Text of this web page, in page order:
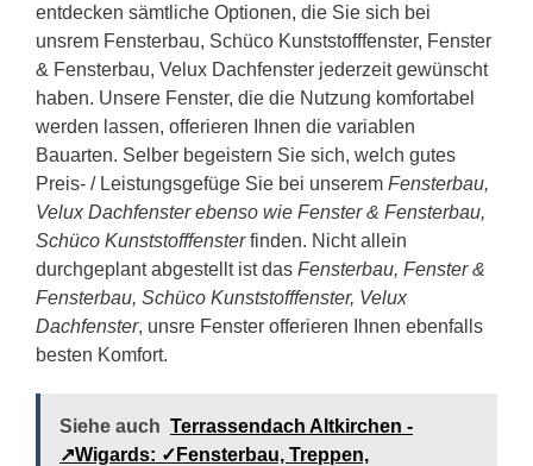
entdecken sämtliche Optionen, die Sie sich bei
unsrem Fensterbau, Schüco Kunststofffenster, Fenster
& Fensterbau, Velux Dachfenster jederzeit gewünscht
haben. Unsere Fenster, die die Nutzung komfortabel
werden lassen, offerieren Ihnen die variablen
Bauarten. Selber begeistern Sie sich, welch gutes
Preis- / Leistungsgefüge Sie bei unserem Fensterbau,
Velux Dachfenster ebenso wie Fenster & Fensterbau,
Schüco Kunststofffensterfinden. Nicht allein
durchgeplant abgestellt ist das Fensterbau, Fenster &
Fensterbau, Schüco Kunststofffenster, Velux
Dachfenster, unsre Fenster offerieren Ihnen ebenfalls
besten Komfort.
Siehe auch Terrassendach Altkirchen -
↗️Wigards: ✓Fensterbau, Treppen,